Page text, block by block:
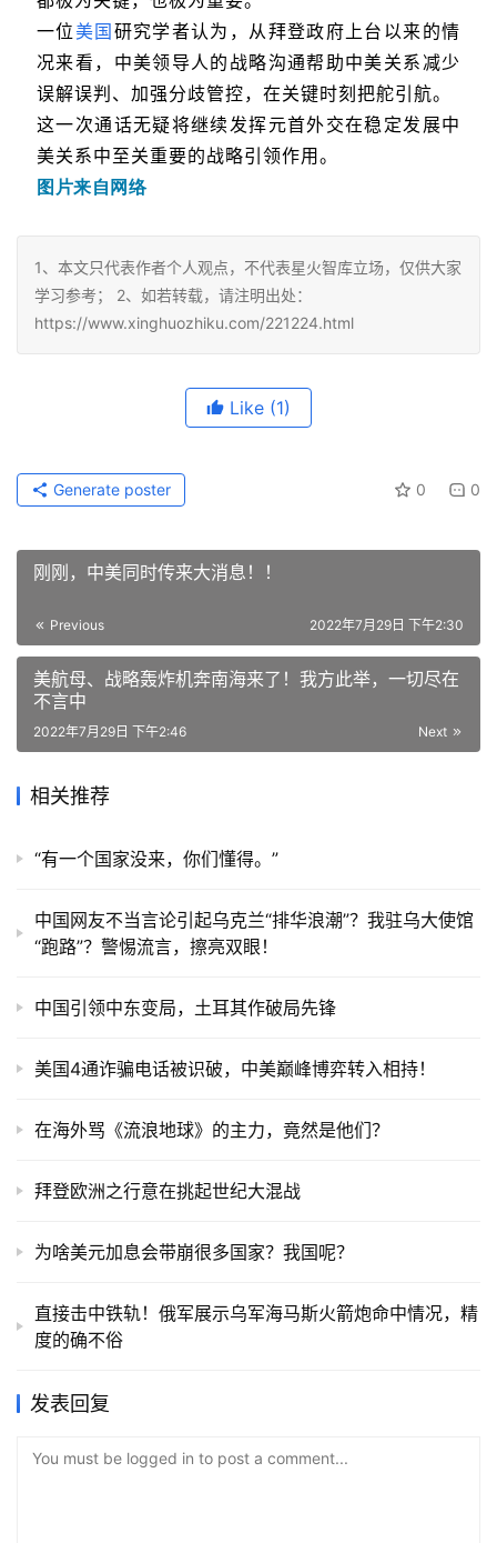
一位美国研究学者认为，从拜登政府上台以来的情
况来看，中美领导人的战略沟通帮助中美关系减少
误解误判、加强分歧管控，在关键时刻把舵引航。
这一次通话无疑将继续发挥元首外交在稳定发展中
美关系中至关重要的战略引领作用。
图片来自网络
1、本文只代表作者个人观点，不代表星火智库立场，仅供大家
学习参考； 2、如若转载，请注明出处：
https://www.xinghuozhiku.com/221224.html
Like (1)
0 0
Generate poster
刚刚，中美同时传来大消息！！
Previous 2022年7月29日 下午2:30
美航母、战略轰炸机奔南海来了！我方此举，一切尽在
不言中
Next
2022年7月29日 下午2:46
相关推荐
“有一个国家没来，你们懂得。”
中国网友不当言论引起乌克兰“排华浪潮”？我驻乌大使馆
“跑路”？警惕流言，擦亮双眼！
中国引领中东变局，土耳其作破局先锋
美国4通诈骗电话被识破，中美巅峰博弈转入相持！
在海外骂《流浪地球》的主力，竟然是他们？
拜登欧洲之行意在挑起世纪大混战
为啥美元加息会带崩很多国家？我国呢？
直接击中铁轨！俄军展示乌军海马斯火箭炮命中情况，精
度的确不俗
发表回复
You must be logged in to post a comment...